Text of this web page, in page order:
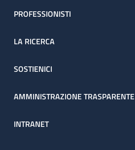
PROFESSIONISTI
LA RICERCA
SOSTIENICI
AMMINISTRAZIONE TRASPARENTE
INTRANET